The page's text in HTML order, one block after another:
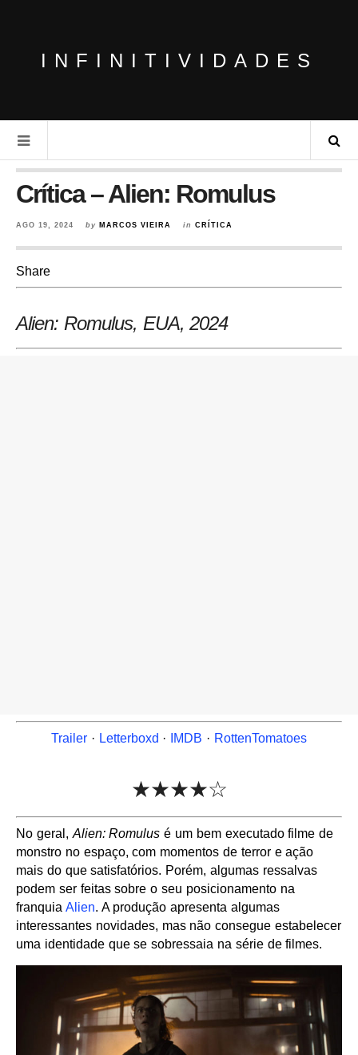
INFINITIVIDADES
Crítica – Alien: Romulus
AGO 19, 2024 by MARCOS VIEIRA in CRÍTICA
Share
Alien: Romulus, EUA, 2024
Trailer · Letterboxd · IMDB · RottenTomatoes
★★★★☆
No geral, Alien: Romulus é um bem executado filme de
monstro no espaço, com momentos de terror e ação
mais do que satisfatórios. Porém, algumas ressalvas
podem ser feitas sobre o seu posicionamento na
franquia Alien. A produção apresenta algumas
interessantes novidades, mas não consegue estabelecer
uma identidade que se sobressaia na série de filmes.